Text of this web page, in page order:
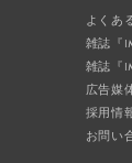
よくあ
雑誌『
雑誌『
広告媒
採用情
お問い